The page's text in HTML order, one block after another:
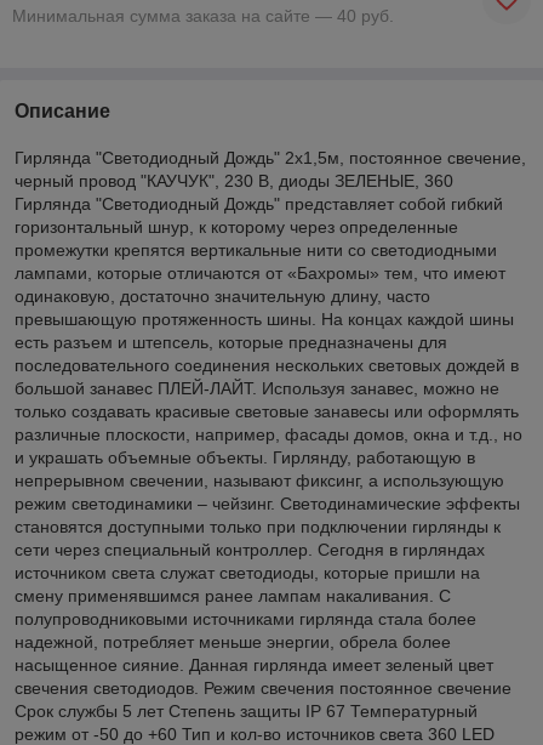
Минимальная сумма заказа на сайте — 40 руб.
Описание
Гирлянда "Светодиодный Дождь" 2х1,5м, постоянное свечение,
черный провод "КАУЧУК", 230 В, диоды ЗЕЛЕНЫЕ, 360
Гирлянда "Светодиодный Дождь" представляет собой гибкий
горизонтальный шнур, к которому через определенные
промежутки крепятся вертикальные нити со светодиодными
лампами, которые отличаются от «Бахромы» тем, что имеют
одинаковую, достаточно значительную длину, часто
превышающую протяженность шины. На концах каждой шины
есть разъем и штепсель, которые предназначены для
последовательного соединения нескольких световых дождей в
большой занавес ПЛЕЙ-ЛАЙТ. Используя занавес, можно не
только создавать красивые световые занавесы или оформлять
различные плоскости, например, фасады домов, окна и т.д., но
и украшать объемные объекты. Гирлянду, работающую в
непрерывном свечении, называют фиксинг, а использующую
режим светодинамики – чейзинг. Светодинамические эффекты
становятся доступными только при подключении гирлянды к
сети через специальный контроллер. Сегодня в гирляндах
источником света служат светодиоды, которые пришли на
смену применявшимся ранее лампам накаливания. С
полупроводниковыми источниками гирлянда стала более
надежной, потребляет меньше энергии, обрела более
насыщенное сияние. Данная гирлянда имеет зеленый цвет
свечения светодиодов. Режим свечения постоянное свечение
Срок службы 5 лет Степень защиты IP 67 Температурный
режим от -50 до +60 Тип и кол-во источников света 360 LED